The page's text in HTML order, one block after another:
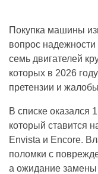
Покупка машины
вопрос
семь двигателей
которых в 2026
претензии и
В списке оказался
который ставится
Envista и Encore.
поломки с
а ожидание замены